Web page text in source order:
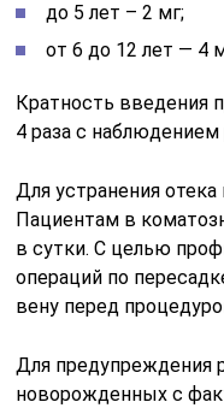
до 5 лет – 2 мг;
от 6 до 12 лет — 4
Кратность введения
4 раза с наблюдением
Для устранения отека
Пациентам в
в сутки. С целью
операций по
вену перед
Для предупреждения
новорожденных с